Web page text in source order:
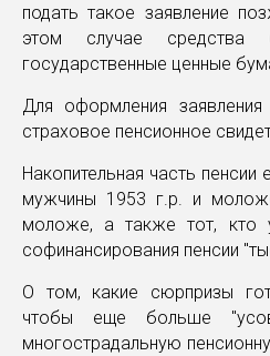
подать такое заявление
этом случае средства
государственные ценные
Для оформления
страховое пенсионное
Накопительная часть
мужчины 1953 г.р. и
моложе, а также тот, кто
софинансирования пенсии
О том, какие сюрпризы
чтобы еще больше
многострадальную